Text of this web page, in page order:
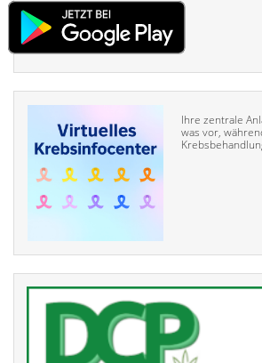
Ihre zentrale
was vor,